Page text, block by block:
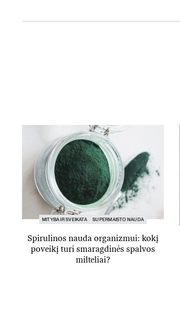
MITYBA IR SVEIKATA SUPERMAISTO NAUDA
Spirulinos nauda organizmui: kokį
poveikį turi smaragdinės spalvos
milteliai?